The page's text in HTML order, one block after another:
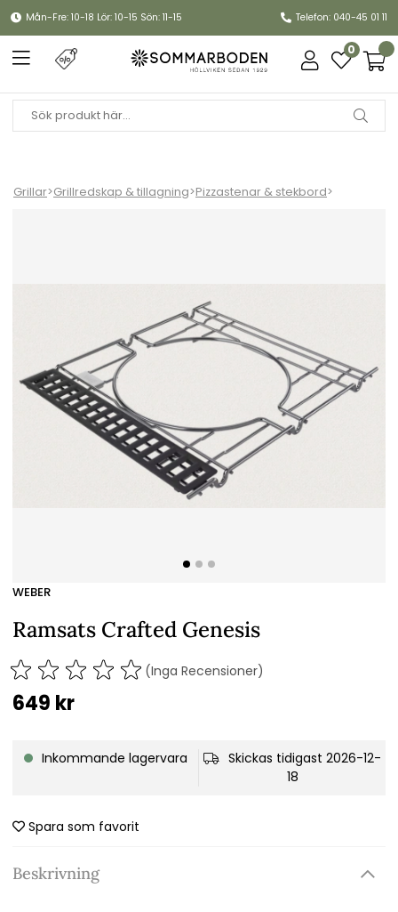
Mån-Fre: 10-18 Lör: 10-15 Sön: 11-15 Telefon: 040-45 01 11
0
Grillar>Grillredskap & tillagning>Pizzastenar & stekbord>
WEBER
Ramsats Crafted Genesis
(Inga Recensioner)
649 kr
Inkommande lagervara
Skickas tidigast 2026-12-
18
Spara som favorit
Beskrivning